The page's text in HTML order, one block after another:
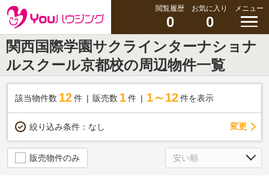
閲覧履歴
0
お気に入り
0
メニュー
関西国際学園サクラインターナショナ
ルスクール京都校の周辺物件一覧
該当物件数 12件 販売数 1 件 1～12 件を表示
絞り込み条件： なし 変更
販売物件のみ